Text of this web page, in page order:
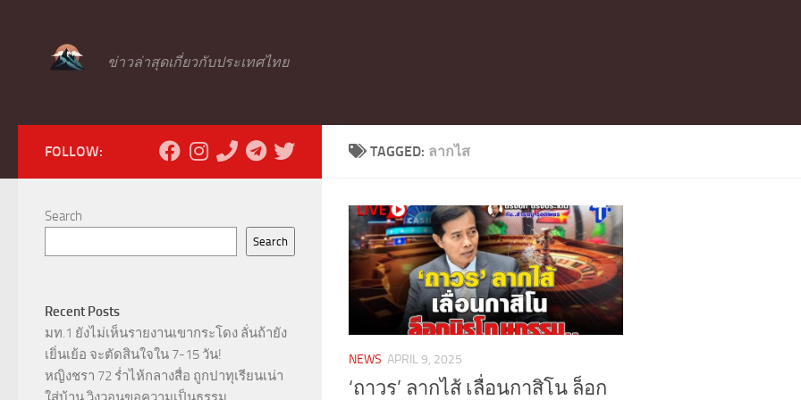
ข่าวล่าสุดเกี่ยวกับประเทศไทย
TAGGED: ลากไส
NEWS APRIL 9, 2025
‘ถาวร’ ลากไส้ เลื่อนกาสิโน ล็อก
FOLLOW:
Search
Search
Recent Posts
มท.1 ยังไม่เห็นรายงานเขากระโดง ลั่นถ้ายัง
เยิ่นเย้อ จะตัดสินใจใน 7-15 วัน!
หญิงชรา 72 ร่ำไห้กลางสื่อ ถูกปาทุเรียนเน่า